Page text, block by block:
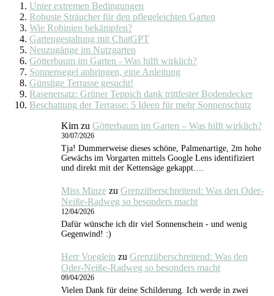
Unter extremen Bedingungen
Robuste Sträucher für den pflegeleichten Garten
Wie Robinien bekämpfen?
Gartengestaltung mit ChatGPT
Neuzugänge im Nutzgarten
Götterbaum im Garten - Was hilft wirklich?
Sonnensegel anbringen, eine Anleitung
Günstige Terrasse gesucht!
Rasenersatz: Grüner Teppich dank trittfester Bodendecker
Beschattung der Terrasse: 5 Ideen für mehr Sonnenschutz
Kim zu Götterbaum im Garten – Was hilft wirklich?
30/07/2026
Tja! Dummerweise dieses schöne, Palmenartige, 2m hohe
Gewächs im Vorgarten mittels Google Lens identifiziert
und direkt mit der Kettensäge gekappt.…
Miss Minze zu Grenzüberschreitend: Was den Oder-
Neiße-Radweg so besonders macht
12/04/2026
Dafür wünsche ich dir viel Sonnenschein - und wenig
Gegenwind! :)
Herr Voeglein zu Grenzüberschreitend: Was den
Oder-Neiße-Radweg so besonders macht
09/04/2026
Vielen Dank für deine Schilderung. Ich werde in zwei